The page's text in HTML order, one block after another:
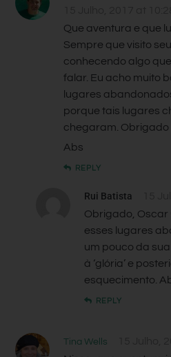
Que aventura e que
Sempre que visito
conhecendo algo
falar. Eu acho muito
lugares
porque tais lugares
chegaram. Obrigado
Abs
REPLY
Rui Batista
Obrigado, Oscar
esses lugares
um pouco da
à ‘glória’ e
esquecimento.
REPLY
Tina Wells